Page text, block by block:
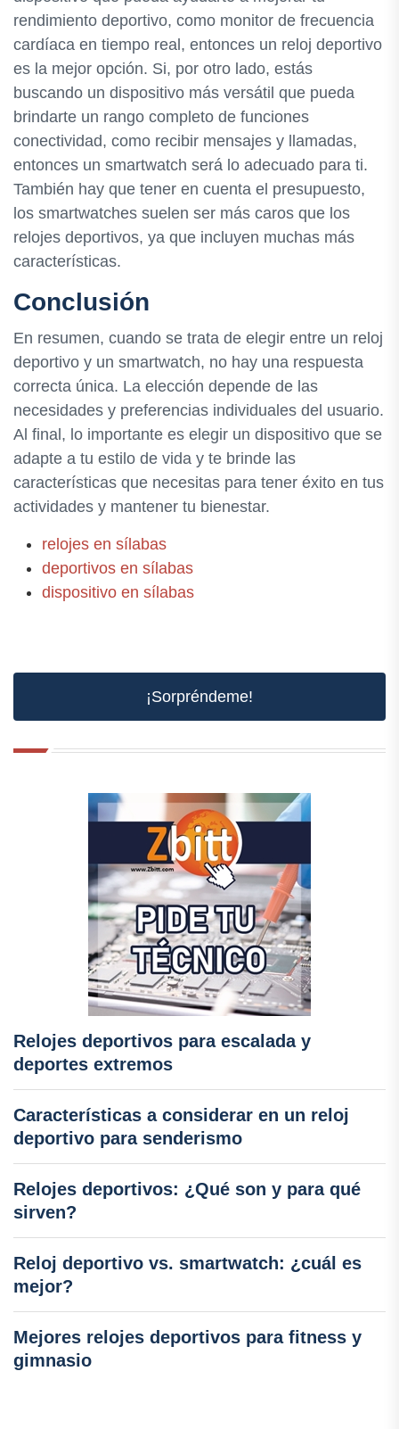
rendimiento deportivo, como monitor de frecuencia
cardíaca en tiempo real, entonces un reloj deportivo
es la mejor opción. Si, por otro lado, estás
buscando un dispositivo más versátil que pueda
brindarte un rango completo de funciones
conectividad, como recibir mensajes y llamadas,
entonces un smartwatch será lo adecuado para ti.
También hay que tener en cuenta el presupuesto,
los smartwatches suelen ser más caros que los
relojes deportivos, ya que incluyen muchas más
características.
Conclusión
En resumen, cuando se trata de elegir entre un reloj
deportivo y un smartwatch, no hay una respuesta
correcta única. La elección depende de las
necesidades y preferencias individuales del usuario.
Al final, lo importante es elegir un dispositivo que se
adapte a tu estilo de vida y te brinde las
características que necesitas para tener éxito en tus
actividades y mantener tu bienestar.
relojes en sílabas
deportivos en sílabas
dispositivo en sílabas
¡Sorpréndeme!
Relojes deportivos para escalada y
deportes extremos
Características a considerar en un reloj
deportivo para senderismo
Relojes deportivos: ¿Qué son y para qué
sirven?
Reloj deportivo vs. smartwatch: ¿cuál es
mejor?
Mejores relojes deportivos para fitness y
gimnasio